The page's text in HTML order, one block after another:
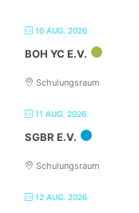
10 AUG. 2026
BOH YC E.V.
Schulungsraum
11 AUG. 2026
SGBR E.V.
Schulungsraum
12 AUG. 2026